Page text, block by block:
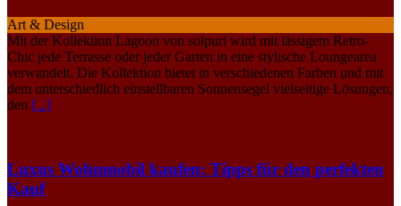
Art & Design
Mit der Kollektion Lagoon von solpuri wird mit lässigem Retro-
Chic jede Terrasse oder jeder Garten in eine stylische Loungearea
verwandelt. Die Kollektion bietet in verschiedenen Farben und mit
dem unterschiedlich einstellbaren Sonnensegel vielseitige Lösungen,
den [...]
Luxus Wohnmobil kaufen: Tipps für den perfekten
Kauf